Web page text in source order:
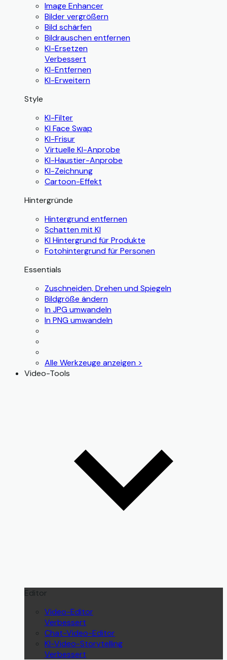
Image Enhancer
Bilder vergrößern
Bild schärfen
Bildrauschen entfernen
KI-Ersetzen
Verbessert
KI-Entfernen
KI-Erweitern
Style
KI-Filter
KI Face Swap
KI-Frisur
Virtuelle KI-Anprobe
KI-Haustier-Anprobe
KI-Zeichnung
Cartoon-Effekt
Hintergründe
Hintergrund entfernen
Schatten mit KI
KI Hintergrund für Produkte
Fotohintergrund für Personen
Essentials
Zuschneiden, Drehen und Spiegeln
Bildgröße ändern
In JPG umwandeln
In PNG umwandeln
Alle Werkzeuge anzeigen >
Video-Tools
Editor
Video-Editor
Verbessert
Chat-Video-Editor
KI-Video-Storytelling
Verbessert